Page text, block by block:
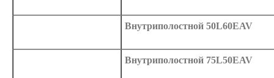
Внутриполостной 50L60EAV
Внутриполостной 75L50EAV